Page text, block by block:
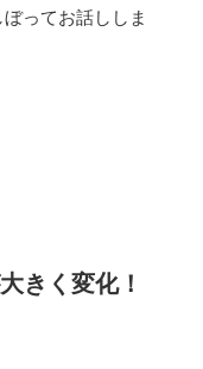
ってお話ししま
きく変化！